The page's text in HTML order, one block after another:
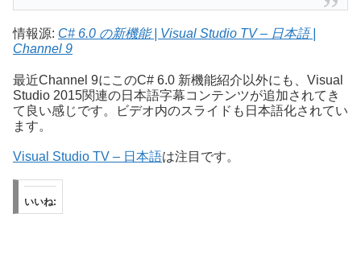
情報源: C# 6.0 の新機能 | Visual Studio TV – 日本語 |
Channel 9
最近Channel 9にこのC# 6.0 新機能紹介以外にも、Visual
Studio 2015関連の日本語字幕コンテンツが追加されてき
て良い感じです。ビデオ内のスライドも日本語化されてい
ます。
Visual Studio TV – 日本語は注目です。
いいね: